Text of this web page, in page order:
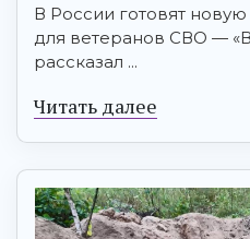
В России готовят
для ветеранов СВО —
рассказал ...
Читать далее